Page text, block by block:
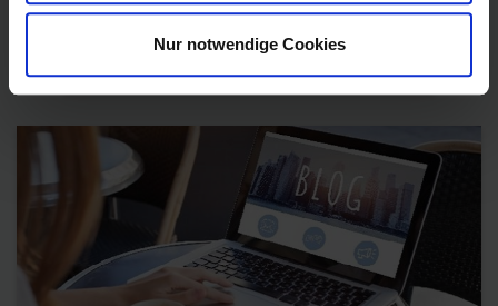
Nur notwendige Cookies
BNI